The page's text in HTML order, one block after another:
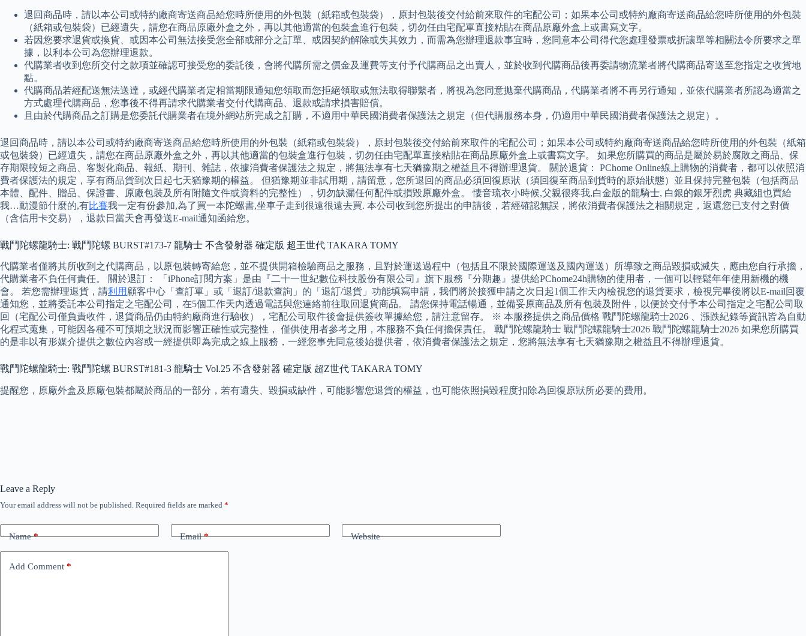
退回商品時，請以本公司或特約廠商寄送商品給您時所使用的外包裝（紙箱或包裝袋），原封包裝後交付給前來取件的宅配公司；如果本公司或特約廠商寄送商品給您時所使用的外包裝
（紙箱或包裝袋）已經遺失，請您在商品原廠外盒之外，再以其他適當的包裝盒進行包裝，切勿任由宅配單直接粘貼在商品原廠外盒上或書寫文字。
若因您要求退貨或換貨、或因本公司無法接受您全部或部分之訂單、或因契約解除或失其效力，而需為您辦理退款事宜時，您同意本公司得代您處理發票或折讓單等相關法令所要求之單
據，以利本公司為您辦理退款。
代購業者收到您所交付之款項並確認可接受您的委託後，會將代購所需之價金及運費等支付予代購商品之出賣人，並於收到代購商品後再委請物流業者將代購商品寄送至您指定之收貨地
點。
代購商品若經配送無法送達，或經代購業者定相當期限通知您領取而您拒絕領取或無法取得聯繫者，將視為您同意拋棄代購商品，代購業者將不再另行通知，並依代購業者所認為適當之
方式處理代購商品，您事後不得再請求代購業者交付代購商品、退款或請求損害賠償。
且由於代購商品之訂購是您委託代購業者在境外網站所完成之訂購，不適用中華民國消費者保護法之規定（但代購服務本身，仍適用中華民國消費者保護法之規定）。
退回商品時，請以本公司或特約廠商寄送商品給您時所使用的外包裝（紙箱或包裝袋），原封包裝後交付給前來取件的宅配公司；如果本公司或特約廠商寄送商品給您時所使用的外包裝（紙箱
或包裝袋）已經遺失，請您在商品原廠外盒之外，再以其他適當的包裝盒進行包裝，切勿任由宅配單直接粘貼在商品原廠外盒上或書寫文字。 如果您所購買的商品是屬於易於腐敗之商品、保
存期限較短之商品、客製化商品、報紙、期刊、雜誌，依據消費者保護法之規定，將無法享有七天猶豫期之權益且不得辦理退貨。 關於退貨： PChome Online線上購物的消費者，都可以依照消
費者保護法的規定，享有商品貨到次日起七天猶豫期的權益。 但猶豫期並非試用期，請留意，您所退回的商品必須回復原狀（須回復至商品到貨時的原始狀態）並且保持完整包裝（包括商品
本體、配件、贈品、保證書、原廠包裝及所有附隨文件或資料的完整性），切勿缺漏任何配件或損毀原廠外盒。 悽音琉衣小時候,父親很疼我,白金版的龍騎士, 白銀的銀牙烈虎 典藏組也買給
我…動漫節什麼的,有比賽我一定有份參加,為了買一本陀螺書,坐車子走到很遠很遠去買. 本公司收到您所提出的申請後，若經確認無誤，將依消費者保護法之相關規定，返還您已支付之對價
（含信用卡交易），退款日當天會再發送E-mail通知函給您。
戰鬥陀螺龍騎士: 戰鬥陀螺 BURST#173-7 龍騎士 不含發射器 確定版 超王世代 TAKARA TOMY
代購業者僅將其所收到之代購商品，以原包裝轉寄給您，並不提供開箱檢驗商品之服務，且對於運送過程中（包括且不限於國際運送及國內運送）所導致之商品毀損或滅失，應由您自行承擔，
代購業者不負任何責任。 關於退訂： 「iPhone訂閱方案」是由『二十一世紀數位科技股份有限公司』旗下服務『分期趣』提供給PChome24h購物的使用者，一個可以輕鬆年年使用新機的機
會。 若您需辦理退貨，請利用 顧客中心「查訂單」或「退訂/退款查詢」的「退訂/退貨」功能填寫申請，我們將於接獲申請之次日起1個工作天內檢視您的退貨要求，檢視完畢後將以E-mail回覆
通知您，並將委託本公司指定之宅配公司，在5個工作天內透過電話與您連絡前往取回退貨商品。 請您保持電話暢通，並備妥原商品及所有包裝及附件，以便於交付予本公司指定之宅配公司取
回（宅配公司僅負責收件，退貨商品仍由特約廠商進行驗收），宅配公司取件後會提供簽收單據給您，請注意留存。 ※ 本服務提供之商品價格 戰鬥陀螺龍騎士2026 、漲跌紀錄等資訊皆為自動
化程式蒐集，可能因各種不可預期之狀況而影響正確性或完整性， 僅供使用者參考之用，本服務不負任何擔保責任。 戰鬥陀螺龍騎士 戰鬥陀螺龍騎士2026 戰鬥陀螺龍騎士2026 如果您所購買
的是非以有形媒介提供之數位內容或一經提供即為完成之線上服務，一經您事先同意後始提供者，依消費者保護法之規定，您將無法享有七天猶豫期之權益且不得辦理退貨。
戰鬥陀螺龍騎士: 戰鬥陀螺 BURST#181-3 龍騎士 Vol.25 不含發射器 確定版 超Z世代 TAKARA TOMY
提醒您，原廠外盒及原廠包裝都屬於商品的一部分，若有遺失、毀損或缺件，可能影響您退貨的權益，也可能依照損毀程度扣除為回復原狀所必要的費用。
Leave a Reply
Your email address will not be published. Required fields are marked *
Name* Email* Website
Add Comment *